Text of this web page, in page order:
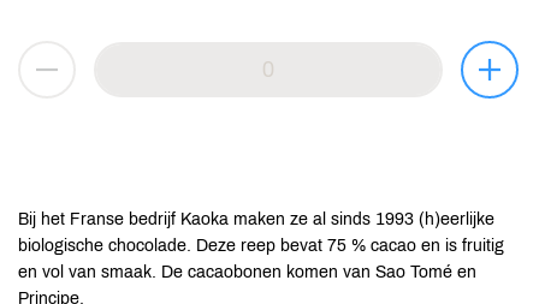
Bij het Franse bedrijf Kaoka maken ze al sinds 1993 (h)eerlijke
biologische chocolade. Deze reep bevat 75 % cacao en is fruitig
en vol van smaak. De cacaobonen komen van Sao Tomé en
Principe.